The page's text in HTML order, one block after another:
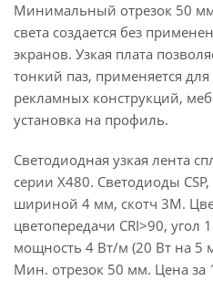
Минимальный отрезок 50
света создается без
экранов. Узкая плата
тонкий паз, применяется
рекламных конструкций,
установка на профиль.
Светодиодная узкая лента
серии X480. Светодиоды
шириной 4 мм, скотч 3M.
цветопередачи CRI>90, угол
мощность 4 Вт/м (20 Вт на 5
Мин. отрезок 50 мм. Цена за